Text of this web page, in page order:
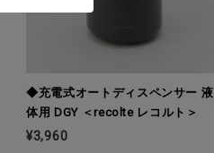
◆充電式オートディスペンサー 液
体用 DGY ＜recolte レコルト＞
¥3,960